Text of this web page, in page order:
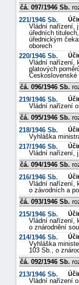
čá. 097/1946 Sb.
221/1946 Sb.
Vládní nařízení,
úředních
úřednickým
oborech
220/1946 Sb.
Vládní nařízení,
platových
čá. 096/1946 Sb.
219/1946 Sb.
Vládní nařízení
čá. 095/1946 Sb.
218/1946 Sb.
Vyhláška
217/1946 Sb.
Vládní nařízení,
čá. 094/1946 Sb.
216/1946 Sb.
Vládní nařízení,
o závodních a
čá. 093/1946 Sb.
215/1946 Sb.
Vládní nařízení,
o znárodnění
214/1946 Sb.
Vyhláška
103 Sb., o
čá. 092/1946 Sb.
213/1946 Sb.
Vládní nařízení